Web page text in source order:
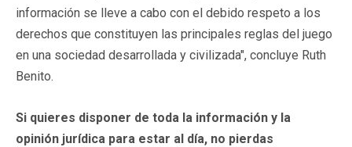
información se lleve a cabo con el debido respeto a los
derechos que constituyen las principales reglas del juego
en una sociedad desarrollada y civilizada", concluye Ruth
Benito.
Si quieres disponer de toda la información y la
opinión jurídica para estar al día, no pierdas